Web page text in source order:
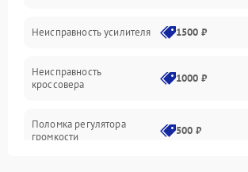
Неисправность усилителя 1500 ₽
Неисправность
кроссовера
1000 ₽
Поломка регулятора
громкости
500 ₽